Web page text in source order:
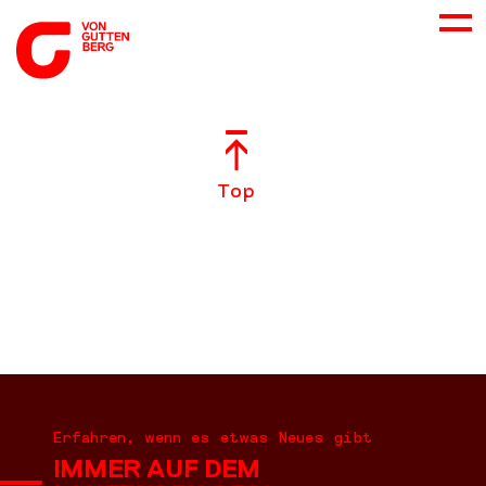
Top
Erfahren, wenn es etwas Neues gibt
IMMER AUF DEM